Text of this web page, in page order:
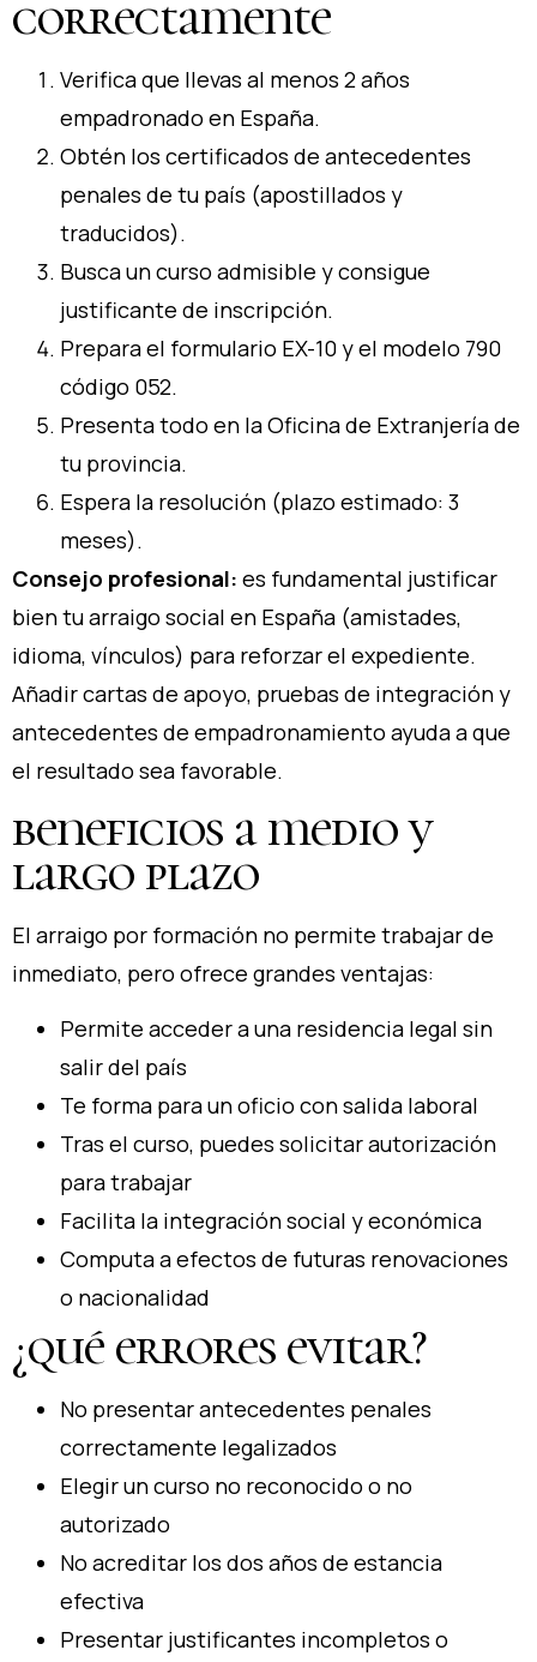
correctamente
Verifica que llevas al menos 2 años
empadronado en España.
Obtén los certificados de antecedentes
penales de tu país (apostillados y
traducidos).
Busca un curso admisible y consigue
justificante de inscripción.
Prepara el formulario EX-10 y el modelo 790
código 052.
Presenta todo en la Oficina de Extranjería de
tu provincia.
Espera la resolución (plazo estimado: 3
meses).
Consejo profesional: es fundamental justificar
bien tu arraigo social en España (amistades,
idioma, vínculos) para reforzar el expediente.
Añadir cartas de apoyo, pruebas de integración y
antecedentes de empadronamiento ayuda a que
el resultado sea favorable.
beneficios a medio y
largo plazo
El arraigo por formación no permite trabajar de
inmediato, pero ofrece grandes ventajas:
Permite acceder a una residencia legal sin
salir del país
Te forma para un oficio con salida laboral
Tras el curso, puedes solicitar autorización
para trabajar
Facilita la integración social y económica
Computa a efectos de futuras renovaciones
o nacionalidad
¿qué errores evitar?
No presentar antecedentes penales
correctamente legalizados
Elegir un curso no reconocido o no
autorizado
No acreditar los dos años de estancia
efectiva
Presentar justificantes incompletos o